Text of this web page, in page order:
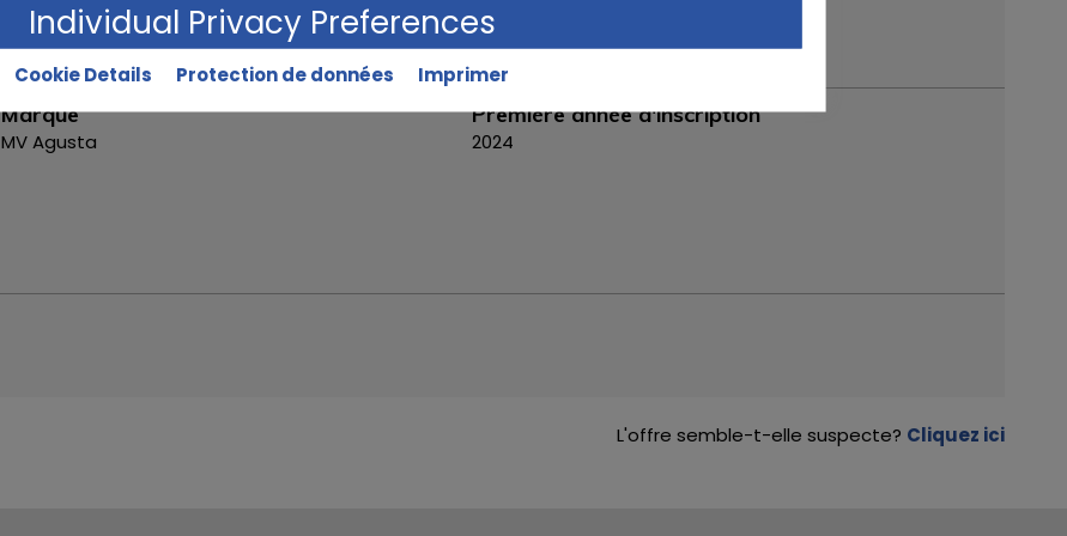
Marque
MV Agusta
Première année d'inscription
2024
L'offre semble-t-elle suspecte? Cliquez ici
Individual Privacy Preferences
Cookie Details Protection de données Imprimer